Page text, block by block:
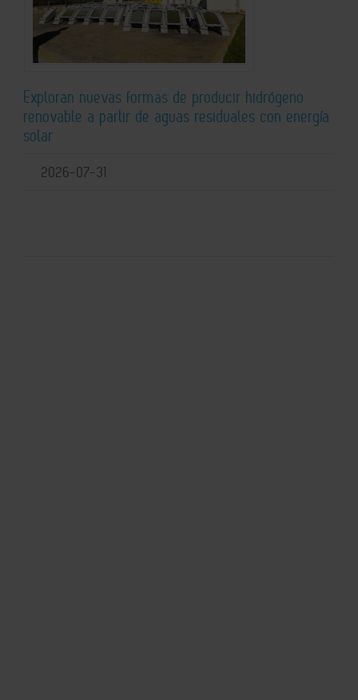
Exploran nuevas formas de producir hidrógeno
renovable a partir de aguas residuales con energía
solar
2026-07-31